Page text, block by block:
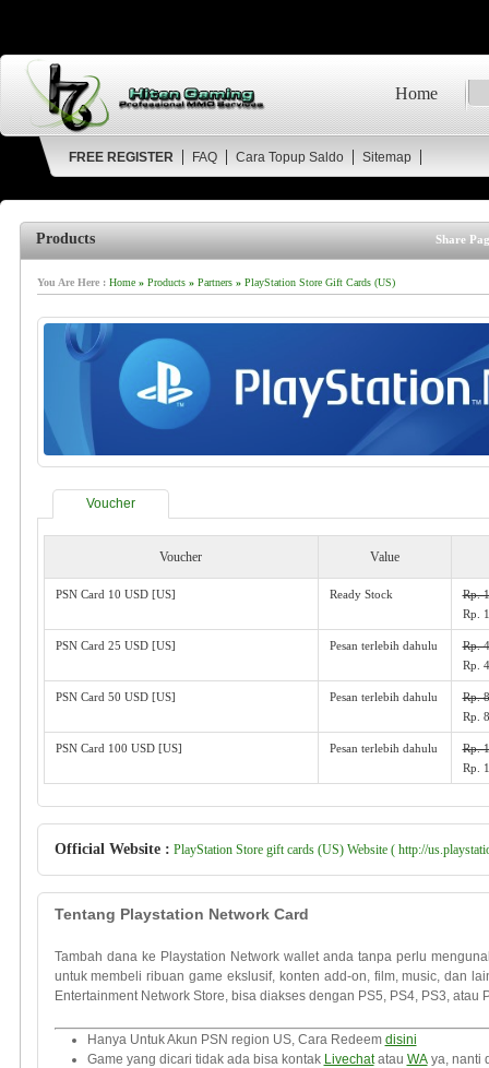
Home
FREE REGISTER FAQ Cara Topup Saldo Sitemap
Products Share
You Are Here : Home» Products» Partners» PlayStation Store Gift Cards (US)
Voucher
Voucher Value
PSN Card 10 USD [US] Ready Stock
Rp.
Rp.
PSN Card 25 USD [US] Pesan terlebih dahulu
Rp.
Rp.
PSN Card 50 USD [US] Pesan terlebih dahulu
Rp.
Rp.
PSN Card 100 USD [US] Pesan terlebih dahulu
Rp.
Rp.
Official Website : PlayStation Store gift cards (US) Website ( http://
Tentang Playstation Network Card
Tambah dana ke Playstation Network wallet anda tanpa perlu
untuk membeli ribuan game ekslusif, konten add-on, film, music, dan
Entertainment Network Store, bisa diakses dengan PS5, PS4, PS3, atau
Hanya Untuk Akun PSN region US, Cara Redeem disini
Game yang dicari tidak ada bisa kontak Livechatatau WAya, nanti